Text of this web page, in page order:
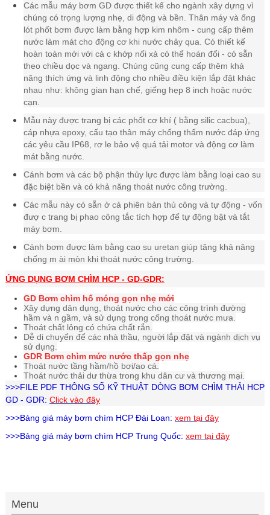
Các mẫu máy bơm GD được thiết kế cho ngành xây dựng vì
chúng có trọng lượng nhẹ, di động và bền. Thân máy và ống
lót phốt bơm được làm bằng hợp kim nhôm - cung cấp thêm
nước làm mát cho động cơ khi nước chảy qua. Có thiết kế
hoàn toàn mới với cá c khớp nối xả có thể hoán đổi - có sẵn
theo chiều dọc và ngang. Chúng cũng cung cấp thêm khả
năng thích ứng và linh động cho nhiều điều kiện lắp đặt khác
nhau như: không gian hạn chế, giếng hẹp 8 inch hoặc nước
cạn.
Mẫu này được trang bị các phốt cơ khí ( bằng silic cacbua),
cáp nhựa epoxy, cấu tạo thân máy chống thấm nước đáp ứng
các yêu cầu IP68, rơ le bảo vệ quá tải motor và động cơ làm
mát bằng nước.
Cánh bơm và các bộ phận thủy lực được làm bằng loại cao su
đặc biệt bền và có khả năng thoát nước công trường.
Các mẫu này có sẵn ở cả phiên bản thủ công và tự động - vốn
đượ c trang bị phao công tắc tích hợp để tự động bật và tắt
máy bơm.
Cánh bơm được làm bằng cao su uretan giúp tăng khả năng
chống m ài mòn khi thoát nước công trường.
ỨNG DỤNG BƠM CHÌM HCP - GD-GDR:
GD Bơm chìm hố móng gọn nhẹ mới
Xây dựng dân dụng, thoát nước cho các công trình đường
hầm và n gầm, và sử dụng trong cống thoát nước mưa.
Thoát chất lỏng có chứa chất rắn.
Dễ di chuyển để các nhà thầu, người lắp đặt và ngành dịch vụ
sử dụng.
GDR Bơm chìm mức nước thấp gọn nhẹ
Thoát nước tầng hầm/hồ bơi/ao cá.
Thoát nước thải dư thừa trong khu dân cư và thương mại.
>>>FILE PDF THÔNG SỐ KỸ THUẬT DÒNG BƠM CHÌM THẢI HCP
GD - GDR: Click vào đây
>>>Bảng giá máy bơm chìm HCPĐài Loan: xem tại đây
>>>Bảng giá máy bơm chìm HCPTrung Quốc: xem tại đây
Menu